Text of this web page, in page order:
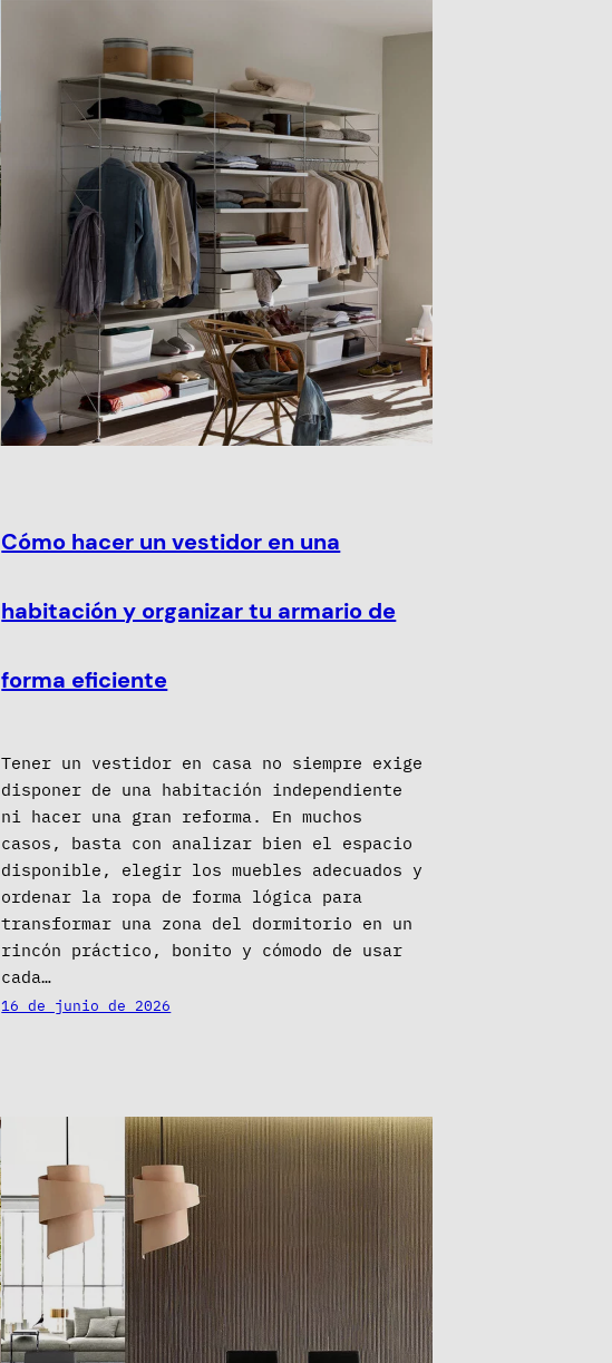
Cómo hacer un vestidor en una
habitación y organizar tu armario de
forma eficiente
Tener un vestidor en casa no siempre exige
disponer de una habitación independiente
ni hacer una gran reforma. En muchos
casos, basta con analizar bien el espacio
disponible, elegir los muebles adecuados y
ordenar la ropa de forma lógica para
transformar una zona del dormitorio en un
rincón práctico, bonito y cómodo de usar
cada…
16 de junio de 2026